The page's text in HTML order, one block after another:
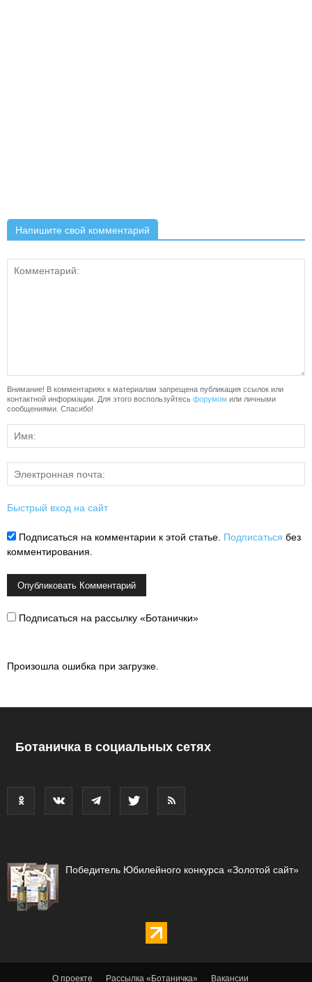
Напишите свой комментарий
Внимание! В комментариях к материалам запрещена публикация ссылок или
контактной информации. Для этого воспользуйтесь форумом или личными
сообщениями. Спасибо!
Быстрый вход на сайт
Подписаться на комментарии к этой статье. Подписаться без
комментирования.
Подписаться на рассылку «Ботанички»
Произошла ошибка при загрузке.
Ботаничка в социальных сетях
Победитель Юбилейного конкурса «Золотой сайт»
О проекте Рассылка «Ботаничка» Вакансии